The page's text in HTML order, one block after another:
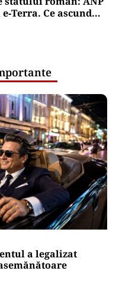
Ce ascund
a legalizat